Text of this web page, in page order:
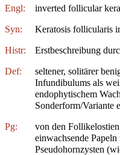
Engl: inverted follicular
Syn: Keratosis follicularis
Histr: Erstbeschreibung
Def:
seltener, solitärer
Infundibulums als
endophytischem
Sonderform/Variante
Pg:
von den
einwachsende
Pseudohornzysten